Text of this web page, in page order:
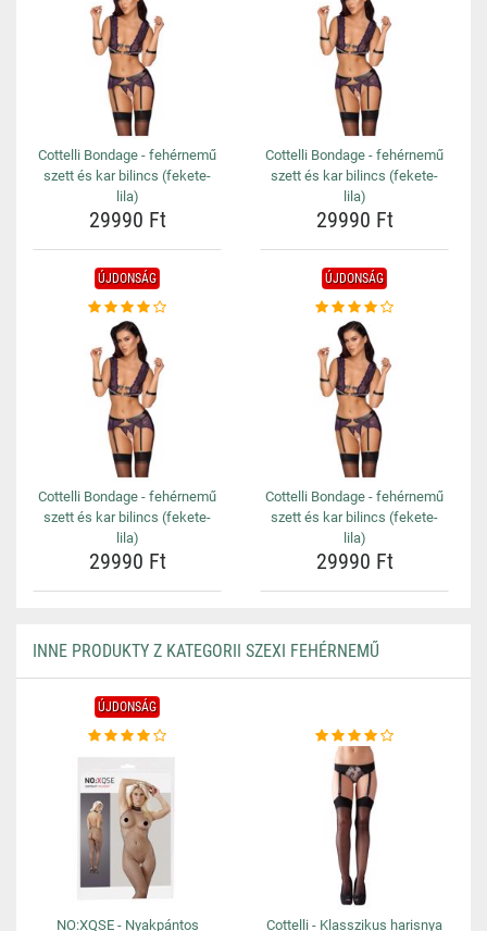
Cottelli Bondage - fehérnemű
szett és kar bilincs (fekete-
lila)
29990 Ft
Cottelli Bondage - fehérnemű
szett és kar bilincs (fekete-
lila)
29990 Ft
ÚJDONSÁG
Cottelli Bondage - fehérnemű
szett és kar bilincs (fekete-
lila)
29990 Ft
ÚJDONSÁG
Cottelli Bondage - fehérnemű
szett és kar bilincs (fekete-
lila)
29990 Ft
INNE PRODUKTY Z KATEGORII SZEXI FEHÉRNEMŰ
ÚJDONSÁG
NO:XQSE - Nyakpántos
Cottelli - Klasszikus harisnya